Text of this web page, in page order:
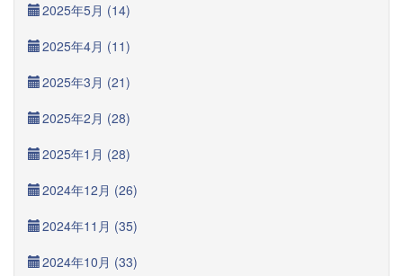
2025年5月 (14)
2025年4月 (11)
2025年3月 (21)
2025年2月 (28)
2025年1月 (28)
2024年12月 (26)
2024年11月 (35)
2024年10月 (33)